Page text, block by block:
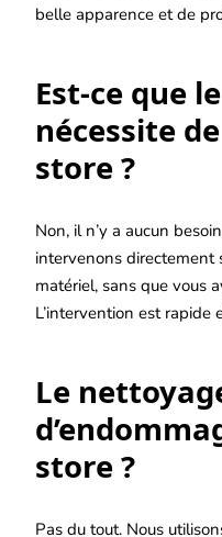
belle apparence et de
Est-ce que
nécessite
store ?
Non, il n’y a aucun
intervenons directement
matériel, sans que vous
L’intervention est rapide
Le
store ?
Pas du tout. Nous